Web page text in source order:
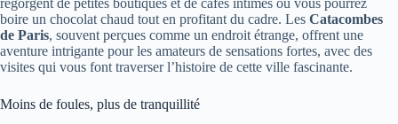
boire un chocolat chaud tout en profitant du cadre. Les Catacombes
de Paris, souvent perçues comme un endroit étrange, offrent une
aventure intrigante pour les amateurs de sensations fortes, avec des
visites qui vous font traverser l’histoire de cette ville fascinante.
Moins de foules, plus de tranquillité